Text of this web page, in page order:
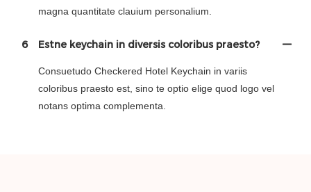
magna quantitate clauium personalium.
6 Estne keychain in diversis coloribus praesto?
Consuetudo Checkered Hotel Keychain in variis
coloribus praesto est, sino te optio elige quod logo vel
notans optima complementa.